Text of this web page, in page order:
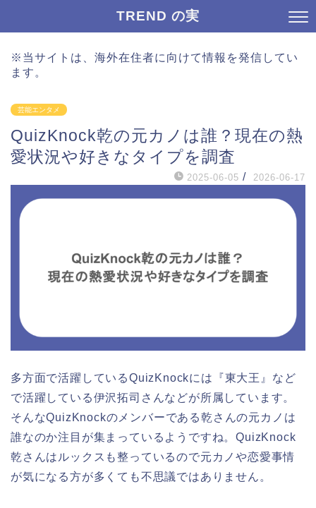
TREND の実
※当サイトは、海外在住者に向けて情報を発信してい
ます。
芸能エンタメ
QuizKnock乾の元カノは誰？現在の熱
愛状況や好きなタイプを調査
2025-06-05 / 2026-06-17
多方面で活躍しているQuizKnockには『東大王』など
で活躍している伊沢拓司さんなどが所属しています。
そんなQuizKnockのメンバーである乾さんの元カノは
誰なのか注目が集まっているようですね。QuizKnock
乾さんはルックスも整っているので元カノや恋愛事情
が気になる方が多くても不思議ではありません。